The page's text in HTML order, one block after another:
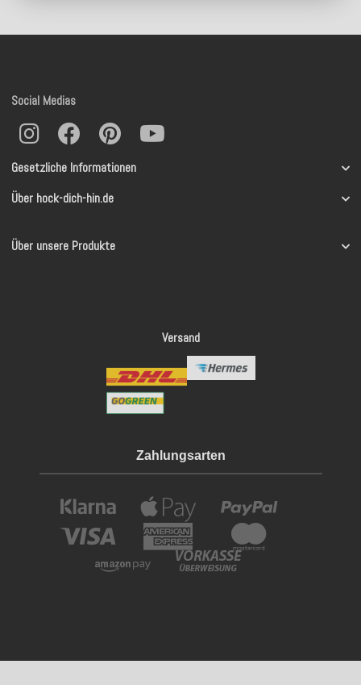
Gesetzliche Informationen
Über hock-dich-hin.de
Über unsere Produkte
Social Medias
Versand
Zahlungsarten